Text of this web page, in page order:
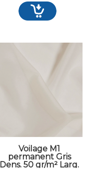
Voilage M1
permanent Gris
Dens. 50 gr/m² Larg.